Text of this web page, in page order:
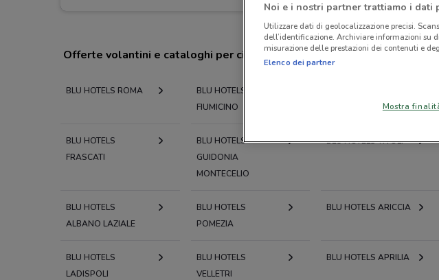
Offerte volantini e cataloghi per città nelle vicinanze
BLU HOTELS ROMA
BLU HOTELS
FIUMICINO
MONTEROTONDO
BLU HOTELS
FRASCATI
BLU HOTELS
GUIDONIA
MONTECELIO
BLU HOTELS TIVOLI
BLU HOTELS
ALBANO LAZIALE
BLU HOTELS
POMEZIA
BLU HOTELS ARICCIA
BLU HOTELS
LADISPOLI
BLU HOTELS
VELLETRI
BLU HOTELS APRILIA
Noi e i nostri partner trattiamo i dati
Utilizzare dati di geolocalizzazione precisi.
dell’identificazione. Archiviare informazioni su
misurazione delle prestazioni dei contenuti e
Elenco dei partner
Mostra